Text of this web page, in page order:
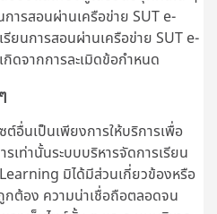
ารสอนผ่านเครือข่าย SUT e-
ยนการสอนผ่านเครือข่าย SUT e-
ดจากการละเมิดข้อกำหนด
อื่นเป็นเพียงการให้บริการเพื่อ
เท่านั้นระบบบริหารจัดการเรียน
มิได้มีส่วนเกี่ยวข้องหรือ
ต้อง ความน่าเชื่อถือตลอดจน